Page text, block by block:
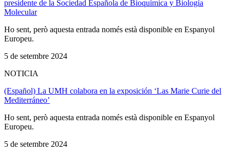
presidente de la Sociedad Española de Bioquímica y Biología
Molecular
Ho sent, però aquesta entrada només està disponible en Espanyol
Europeu.
5 de setembre 2024
NOTICIA
(Español) La UMH colabora en la exposición ‘Las Marie Curie del
Mediterráneo’
Ho sent, però aquesta entrada només està disponible en Espanyol
Europeu.
5 de setembre 2024